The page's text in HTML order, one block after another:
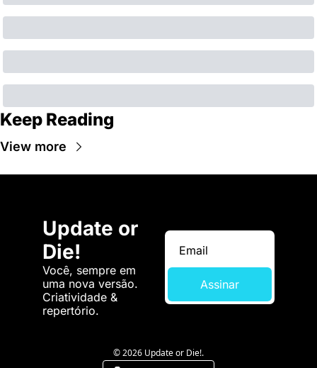
Keep Reading
View more
Update or
Die!
Você, sempre em
uma nova versão.
Criatividade &
repertório.
Assinar
© 2026 Update or Die!.